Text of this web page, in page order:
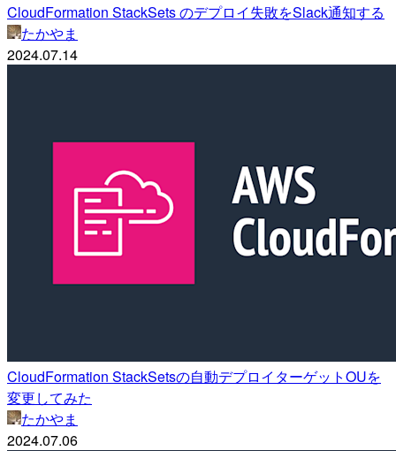
CloudFormation StackSets のデプロイ失敗をSlack通知する
たかやま
2024.07.14
CloudFormation StackSetsの自動デプロイターゲットOUを
変更してみた
たかやま
2024.07.06